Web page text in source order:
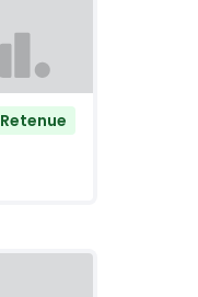
Retenue